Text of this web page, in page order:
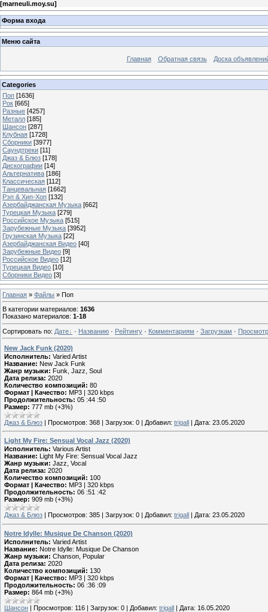
[marneuli.moy.su]
Форма входа
Меню сайта
Главная Обратная связь Доска
Categories
Поп [1636]
Рок [665]
Разные [4257]
Металл [185]
Шансон [287]
Клубная [1728]
Сборники [3977]
Саундтреки [11]
Джаз & Блюз [178]
Дискографии [14]
Альтернатива [186]
Классическая [112]
Танцевальная [1662]
Рэп & Хип-Хоп [132]
Азербайджанская Музыка [662]
Турецкая Музыка [279]
Российское Музыка [515]
Зарубежные Музыка [3952]
Грузинская Музыка [22]
Азербайджанская Видео [40]
Зарубежные Видео [9]
Российское Видео [12]
Турецкая Видео [10]
Сборники Видео [3]
Главная » Файлы » Поп
В категории материалов: 1636
Показано материалов: 1-18
Сортировать по: Дате · Названию · Рейтингу · Комментариям · Загрузкам ·
New Jack Funk (2020)
Исполнитель: Varied Artist
Название: New Jack Funk
Жанр музыки: Funk, Jazz, Soul
Дата релиза: 2020
Количество композиций: 80
Формат | Качество: MP3 | 320 kbps
Продолжительность: 05 :44 :50
Размер: 777 mb (+3%)
Джаз & Блюз | Просмотров: 368 | Загрузок: 0 | Добавил: trigall | Дата: 23.05.2020
Light My Fire: Sensual Vocal Jazz (2020)
Исполнитель: Various Artist
Название: Light My Fire: Sensual Vocal Jazz
Жанр музыки: Jazz, Vocal
Дата релиза: 2020
Количество композиций: 100
Формат | Качество: MP3 | 320 kbps
Продолжительность: 06 :51 :42
Размер: 909 mb (+3%)
Джаз & Блюз Просмотров: 385 Загрузок: 0 Добавил: trigall Дата: 23.05.2020
Notre Idylle: Musique De Chanson (2020)
Исполнитель: Varied Artist
Название: Notre Idylle: Musique De Chanson
Жанр музыки: Chanson, Popular
Дата релиза: 2020
Количество композиций: 130
Формат | Качество: MP3 | 320 kbps
Продолжительность: 06 :36 :09
Размер: 864 mb (+3%)
Шансон | Просмотров: 116 | Загрузок: 0 | Добавил: trigall | Дата: 16.05.2020